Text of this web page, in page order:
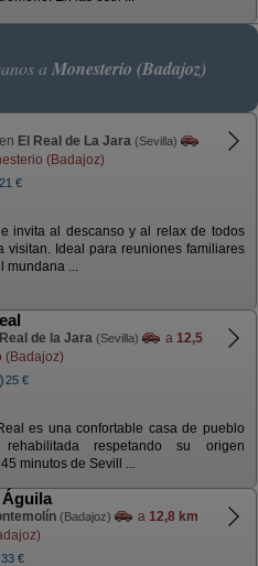
a Monesterio (Badajoz)
El Real de La Jara (Sevilla)
(Badajoz)
21 €
invita al descanso y al relax de todos
visitan. Ideal para reuniones familiares
mundana ...
de la Jara (Sevilla) a 12,5
(Badajoz)
25 €
es una confortable casa de pueblo
respetando su origen
minutos de Sevill ...
(Badajoz) a 12,8 km
33 €